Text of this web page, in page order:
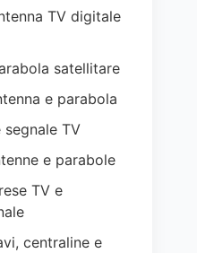
TV digitale
satellitare
e parabola
TV
e parabole
TV e
centraline e